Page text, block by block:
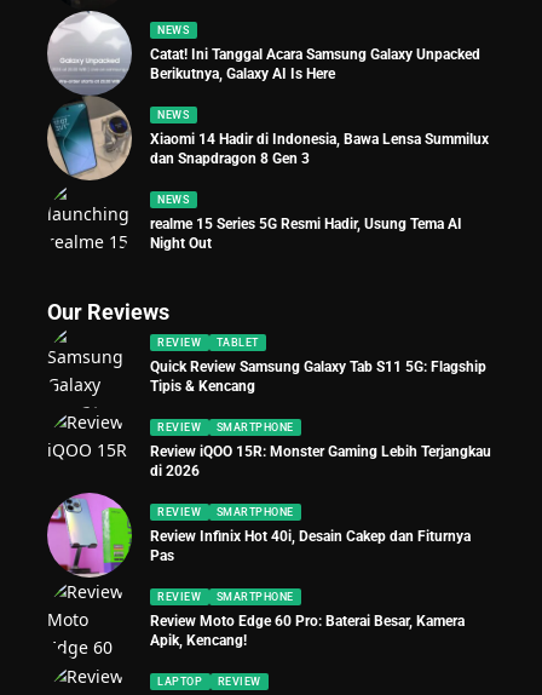
NEWS
Catat! Ini Tanggal Acara Samsung Galaxy Unpacked
Berikutnya, Galaxy AI Is Here
NEWS
Xiaomi 14 Hadir di Indonesia, Bawa Lensa Summilux
dan Snapdragon 8 Gen 3
NEWS
realme 15 Series 5G Resmi Hadir, Usung Tema AI
Night Out
Our Reviews
REVIEW TABLET
Quick Review Samsung Galaxy Tab S11 5G: Flagship
Tipis & Kencang
REVIEW SMARTPHONE
Review iQOO 15R: Monster Gaming Lebih Terjangkau
di 2026
REVIEW SMARTPHONE
Review Infinix Hot 40i, Desain Cakep dan Fiturnya
Pas
REVIEW SMARTPHONE
Review Moto Edge 60 Pro: Baterai Besar, Kamera
Apik, Kencang!
LAPTOP REVIEW